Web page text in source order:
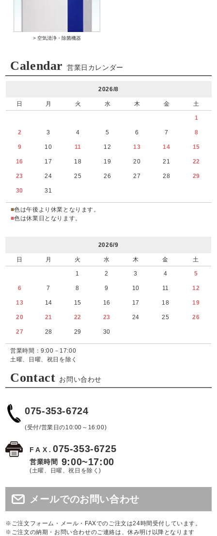
> 空気清浄・除菌機器
Calendar 営業日カレンダー
2026/8
日 月 火 水 木 金 土
1
2 3 4 5 6 7 8
9 10 11 12 13 14 15
16 17 18 19 20 21 22
23 24 25 26 27 28 29
30 31
■色は午後より休業となります。
■色は休業日となります。
2026/9
日 月 火 水 木 金 土
1 2 3 4 5
6 7 8 9 10 11 12
13 14 15 16 17 18 19
20 21 22 23 24 25 26
27 28 29 30
営業時間：9:00－17:00
土曜、日曜、祝日を除く
Contact お問い合わせ
075-353-6724
(受付/営業日の10:00～16:00)
FAX.075-353-6725
営業時間 9:00~17:00
(土曜、日曜、祝日を除く)
メールでのお問い合わせ
※ご注文フォーム・メール・FAXでのご注文は24時間受付しています。
※ご注文の納期・お問い合わせのご連絡は、休み明け以降となります